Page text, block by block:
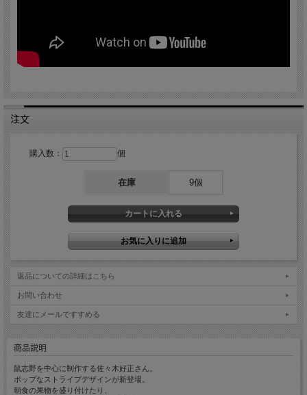
注文
購入数： 個
在庫 9個
返品についての詳細はこちら
お問い合わせ
友達にメールですすめる
商品説明
鼠志野を中心に制作する佐々木好正さん。
ポップなストライプデザインが新登場。
朝食の果物を盛り付けたり、